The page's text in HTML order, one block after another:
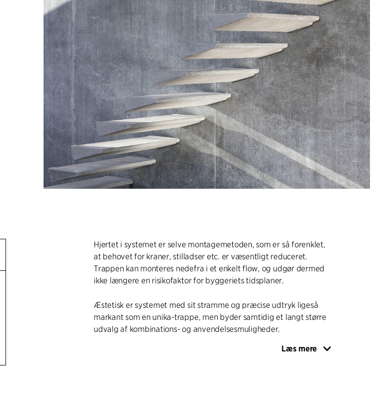
Hjertet i systemet er selve montagemetoden, som er så forenklet,
at behovet for kraner, stilladser etc. er væsentligt reduceret.
Trappen kan monteres nedefra i et enkelt flow, og udgør dermed
ikke længere en risikofaktor for byggeriets tidsplaner.
Æstetisk er systemet med sit stramme og præcise udtryk ligeså
markant som en unika-trappe, men byder samtidig et langt større
udvalg af kombinations- og anvendelsesmuligheder.
Det er grundliggende, at Mount kun fikseres i en side - som såkaldt
Læs mere